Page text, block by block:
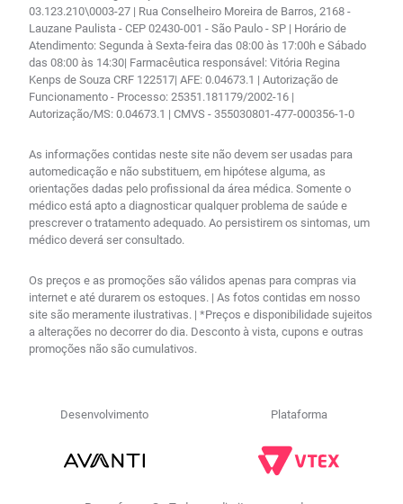
03.123.210\0003-27 | Rua Conselheiro Moreira de Barros, 2168 -
Lauzane Paulista - CEP 02430-001 - São Paulo - SP | Horário de
Atendimento: Segunda à Sexta-feira das 08:00 às 17:00h e Sábado
das 08:00 às 14:30| Farmacêutica responsável: Vitória Regina
Kenps de Souza CRF 122517| AFE: 0.04673.1 | Autorização de
Funcionamento - Processo: 25351.181179/2002-16 |
Autorização/MS: 0.04673.1 | CMVS - 355030801-477-000356-1-0
As informações contidas neste site não devem ser usadas para
automedicação e não substituem, em hipótese alguma, as
orientações dadas pelo profissional da área médica. Somente o
médico está apto a diagnosticar qualquer problema de saúde e
prescrever o tratamento adequado. Ao persistirem os sintomas, um
médico deverá ser consultado.
Os preços e as promoções são válidos apenas para compras via
internet e até durarem os estoques. | As fotos contidas em nosso
site são meramente ilustrativas. | *Preços e disponibilidade sujeitos
a alterações no decorrer do dia. Desconto à vista, cupons e outras
promoções não são cumulativos.
Desenvolvimento Plataforma